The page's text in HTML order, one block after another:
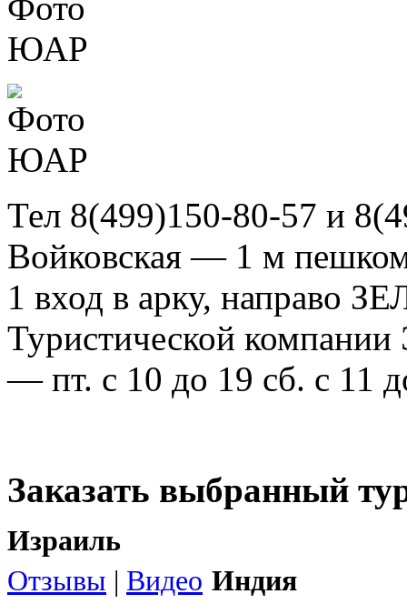
Тел 8(499)150-80-57 и
Войковская — 1 м
1 вход в арку, направо
Туристической
— пт. с 10 до 19 сб. с 11
Заказать выбранный
Израиль
Отзывы | Видео Индия